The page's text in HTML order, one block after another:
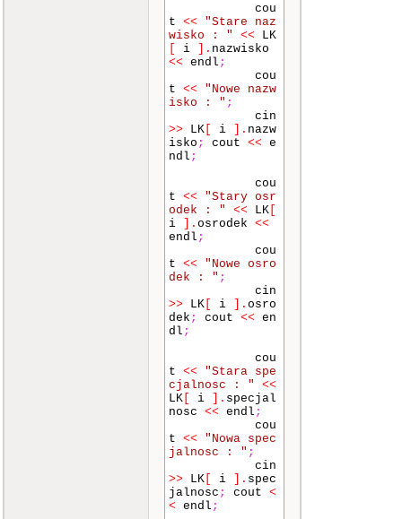
bre
ak ;
}
while(op
cja_menu
}
//-----------FU
N--------------
-
void dodaj_leka
rza ( lekarz
int
liczba_s
pec
{
int
n ;
cout <<
"Il
u chcesz dodac
specjalistow ?
cin>> n ;
if ( ( indeks
+n >= 49
)
powieks
z_pamiec
( LK
l
iczba_spec
;
}
for
cou
t <<
"Stare naz
wisko : "
<< LK
[
i ] . nazwisko
<< endl ;
cou
t <<
"Nowe nazw
isko : " ;
cin
>> LK [ i ] . nazw
isko ; cout << e
ndl ;
cou
t <<
"Stary osr
odek : "
<< LK [
i ] . osrodek <<
endl ;
cou
t <<
"Nowe osro
dek : " ;
cin
>> LK [ i ] . osro
dek ; cout << en
dl ;
cou
t <<
"Stara spe
cjalnosc : "
<<
LK [ i ] . specjal
nosc << endl ;
cou
t <<
"Nowa spec
jalnosc : " ;
cin
>> LK [ i ] . spec
jalnosc ; cout <
< endl ;